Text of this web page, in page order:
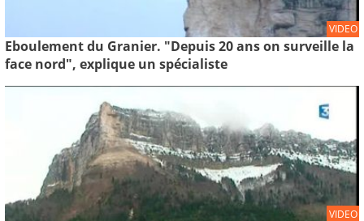
VIDEO
Eboulement du Granier. "Depuis 20 ans on surveille la
face nord", explique un spécialiste
VIDEO